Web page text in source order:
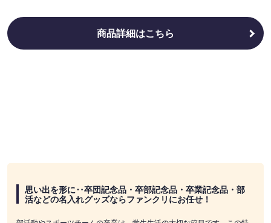
商品詳細はこちら
思い出を形に‥卒団記念品・卒部記念品・卒業記念品・部
活などの名入れグッズならファンクリにお任せ！